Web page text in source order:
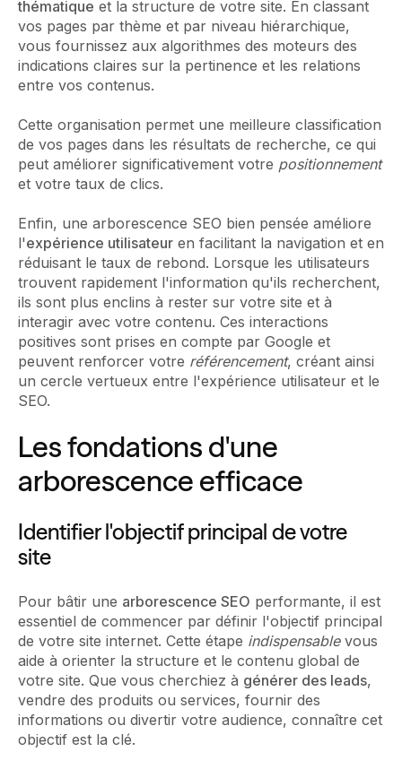
thématique et la structure de votre site. En classant
vos pages par thème et par niveau hiérarchique,
vous fournissez aux algorithmes des moteurs des
indications claires sur la pertinence et les relations
entre vos contenus.
Cette organisation permet une meilleure classification
de vos pages dans les résultats de recherche, ce qui
peut améliorer significativement votre positionnement
et votre taux de clics.
Enfin, une arborescence SEO bien pensée améliore
l'expérience utilisateur en facilitant la navigation et en
réduisant le taux de rebond. Lorsque les utilisateurs
trouvent rapidement l'information qu'ils recherchent,
ils sont plus enclins à rester sur votre site et à
interagir avec votre contenu. Ces interactions
positives sont prises en compte par Google et
peuvent renforcer votre référencement, créant ainsi
un cercle vertueux entre l'expérience utilisateur et le
SEO.
Les fondations d'une
arborescence efficace
Identifier l'objectif principal de votre
site
Pour bâtir une arborescence SEO performante, il est
essentiel de commencer par définir l'objectif principal
de votre site internet. Cette étape indispensablevous
aide à orienter la structure et le contenu global de
votre site. Que vous cherchiez à générer des leads,
vendre des produits ou services, fournir des
informations ou divertir votre audience, connaître cet
objectif est la clé.